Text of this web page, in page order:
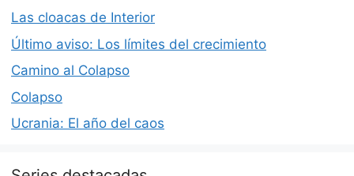
Las cloacas de Interior
Último aviso: Los límites del crecimiento
Camino al Colapso
Colapso
Ucrania: El año del caos